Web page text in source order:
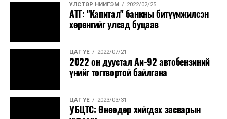
УЛСТӨР НИЙГЭМ 2022/02/25
АТГ: "Капитал" банкны битүүмжилсэн
хөрөнгийг улсад буцаав
ЦАГ ҮЕ 2022/07/21
2022 он дуустал Аи-92 автобензиний
үнийг тогтвортой байлгана
ЦАГ ҮЕ 2023/03/31
УБЦТС: Өнөөдөр хийгдэх засварын